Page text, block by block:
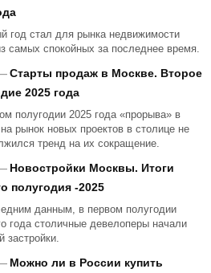
год стал для рынка недвижимости
самых спокойных за последнее время.
Старты продаж в Москве. Второе
2025 года
полугодии 2025 года «прорыва» в
рынок новых проектов в столице не
тренд на их сокращение.
Новостройки Москвы. Итоги
полугодия -2025
данным, в первом полугодии
года столичные девелоперы начали
застройки.
Можно ли в России купить